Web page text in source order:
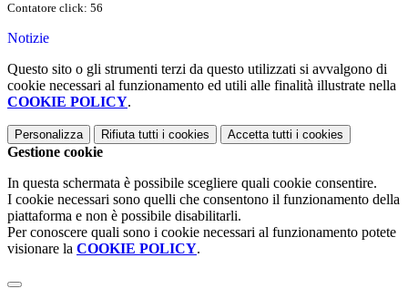
Contatore click: 56
Notizie
Questo sito o gli strumenti terzi da questo utilizzati si avvalgono di
cookie necessari al funzionamento ed utili alle finalità illustrate nella
COOKIE POLICY.
Personalizza Rifiuta tutti i cookies Accetta tutti i cookies
Gestione cookie
In questa schermata è possibile scegliere quali cookie consentire.
I cookie necessari sono quelli che consentono il funzionamento della
piattaforma e non è possibile disabilitarli.
Per conoscere quali sono i cookie necessari al funzionamento potete
visionare la COOKIE POLICY.